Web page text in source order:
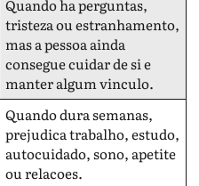
Quando ha perguntas,
tristeza ou estranhamento,
mas a pessoa ainda
consegue cuidar de si e
manter algum vinculo.
Quando dura semanas,
prejudica trabalho, estudo,
autocuidado, sono, apetite
ou relacoes.